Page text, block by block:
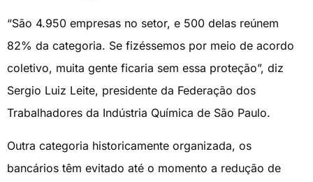
“São 4.950 empresas no setor, e 500 delas reúnem
82% da categoria. Se fizéssemos por meio de acordo
coletivo, muita gente ficaria sem essa proteção”, diz
Sergio Luiz Leite, presidente da Federação dos
Trabalhadores da Indústria Química de São Paulo.
Outra categoria historicamente organizada, os
bancários têm evitado até o momento a redução de